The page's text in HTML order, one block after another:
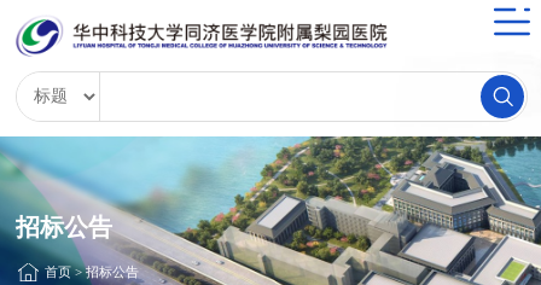
招标公告
首页>招标公告